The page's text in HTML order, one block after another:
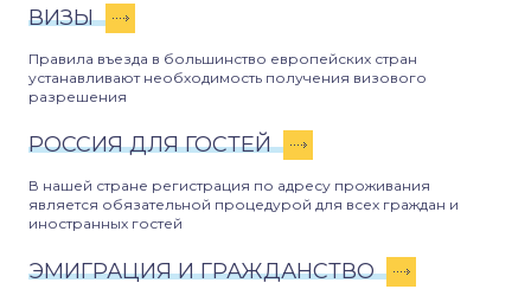
ВИЗЫ
Правила въезда в большинство европейских стран
устанавливают необходимость получения визового
разрешения
РОССИЯ ДЛЯ ГОСТЕЙ
В нашей стране регистрация по адресу проживания
является обязательной процедурой для всех граждан и
иностранных гостей
ЭМИГРАЦИЯ И ГРАЖДАНСТВО